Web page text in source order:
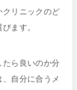
クリニックのど
ます。
たら良いのか分
自分に合うメ